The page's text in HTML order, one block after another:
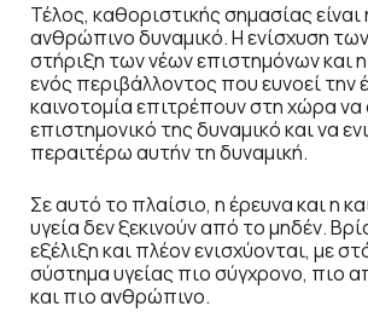
Τέλος, καθοριστικής σημασίας
ανθρώπινο δυναμικό. Η ενίσχυση
στήριξη των νέων επιστημόνων και
ενός περιβάλλοντος που ευνοεί την
καινοτομία επιτρέπουν στη χώρα να
επιστημονικό της δυναμικό και να
περαιτέρω αυτήν τη δυναμική.
Σε αυτό το πλαίσιο, η έρευνα και η
υγεία δεν ξεκινούν από το μηδέν.
εξέλιξη και πλέον ενισχύονται, με
σύστημα υγείας πιο σύγχρονο, πιο
και πιο ανθρώπινο.